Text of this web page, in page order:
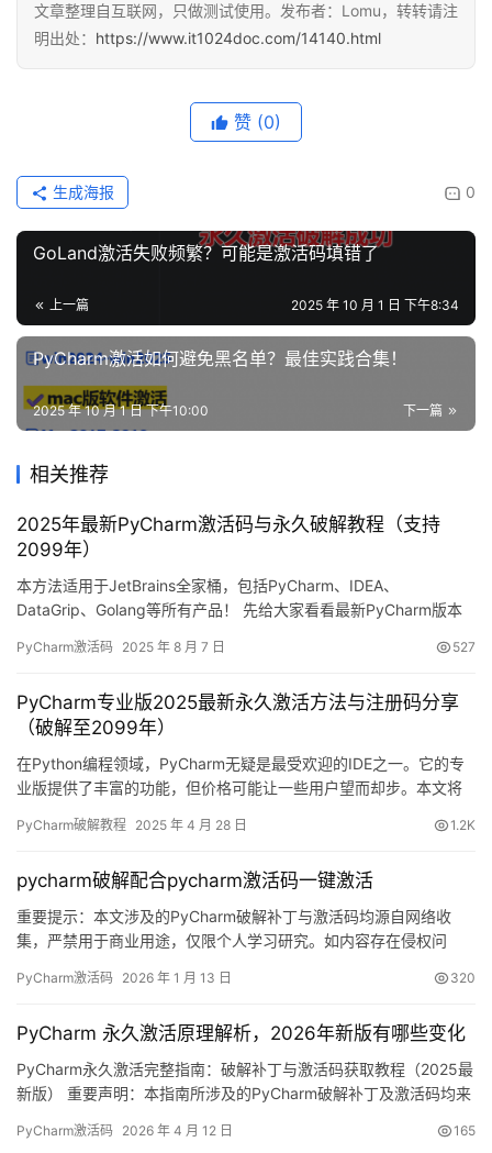
文章整理自互联网，只做测试使用。发布者：Lomu，转转请注
明出处： https://www.it1024doc.com/14140.html
赞 (0)
0
生成海报
GoLand激活失败频繁？可能是激活码填错了
上一篇 2025 年 10 月 1 日 下午8:34
PyCharm激活如何避免黑名单？最佳实践合集！
下一篇
2025 年 10 月 1 日 下午10:00
相关推荐
2025年最新PyCharm激活码与永久破解教程（支持
2099年）
本方法适用于JetBrains全家桶，包括PyCharm、IDEA、
DataGrip、Golang等所有产品！ 先给大家看看最新PyCharm版本
详细的图文教程，手把手教你如何将PyCharm永久激活至2099年。
Windows/Ma…
PyCharm激活码 2025 年 8 月 7 日 527
PyCharm专业版2025最新永久激活方法与注册码分享
（破解至2099年）
在Python编程领域，PyCharm无疑是最受欢迎的IDE之一。它的专
业版提供了丰富的功能，但价格可能让一些用户望而却步。本文将
使用权限。 这个破解方法不仅适用于PyCharm，还适用于
先，让我们看一下成…
PyCharm破解教程 2025 年 4 月 28 日 1.2K
pycharm破解配合pycharm激活码一键激活
重要提示：本文涉及的PyCharm破解补丁与激活码均源自网络收
集，严禁用于商业用途，仅限个人学习研究。如内容存在侵权问
版！ 话不多说，先展示PyCharm 2025.2.1版本破解成功的实况截
程繁琐，也可选择购买官方正版账号，支持JetBr…
PyCharm激活码 2026 年 1 月 13 日 320
PyCharm 永久激活原理解析，2026年新版有哪些变化
PyCharm永久激活完整指南：破解补丁与激活码获取教程（2025最
新版） 重要声明：本指南所涉及的PyCharm破解补丁及激活码均来
在侵权问题，请联系本人删除。经济条件允许的用户，强烈建议支
PyCharm激活码 2026 年 4 月 12 日 165